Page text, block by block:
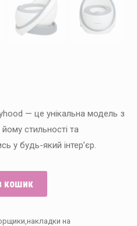
— це унікальна модель з
стильності та
у будь-який інтер’єр.
кошик
на